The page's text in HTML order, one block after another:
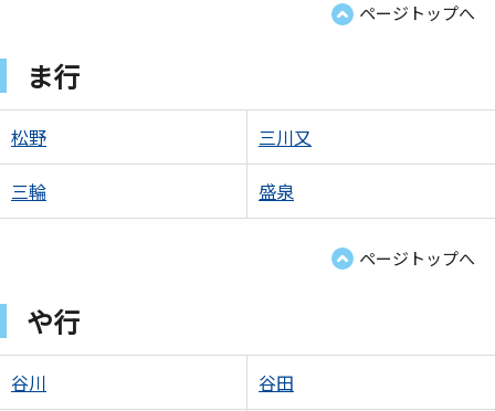
ページトップへ
ま行
松野 三川又
三輪 盛泉
ページトップへ
や行
谷川 谷田